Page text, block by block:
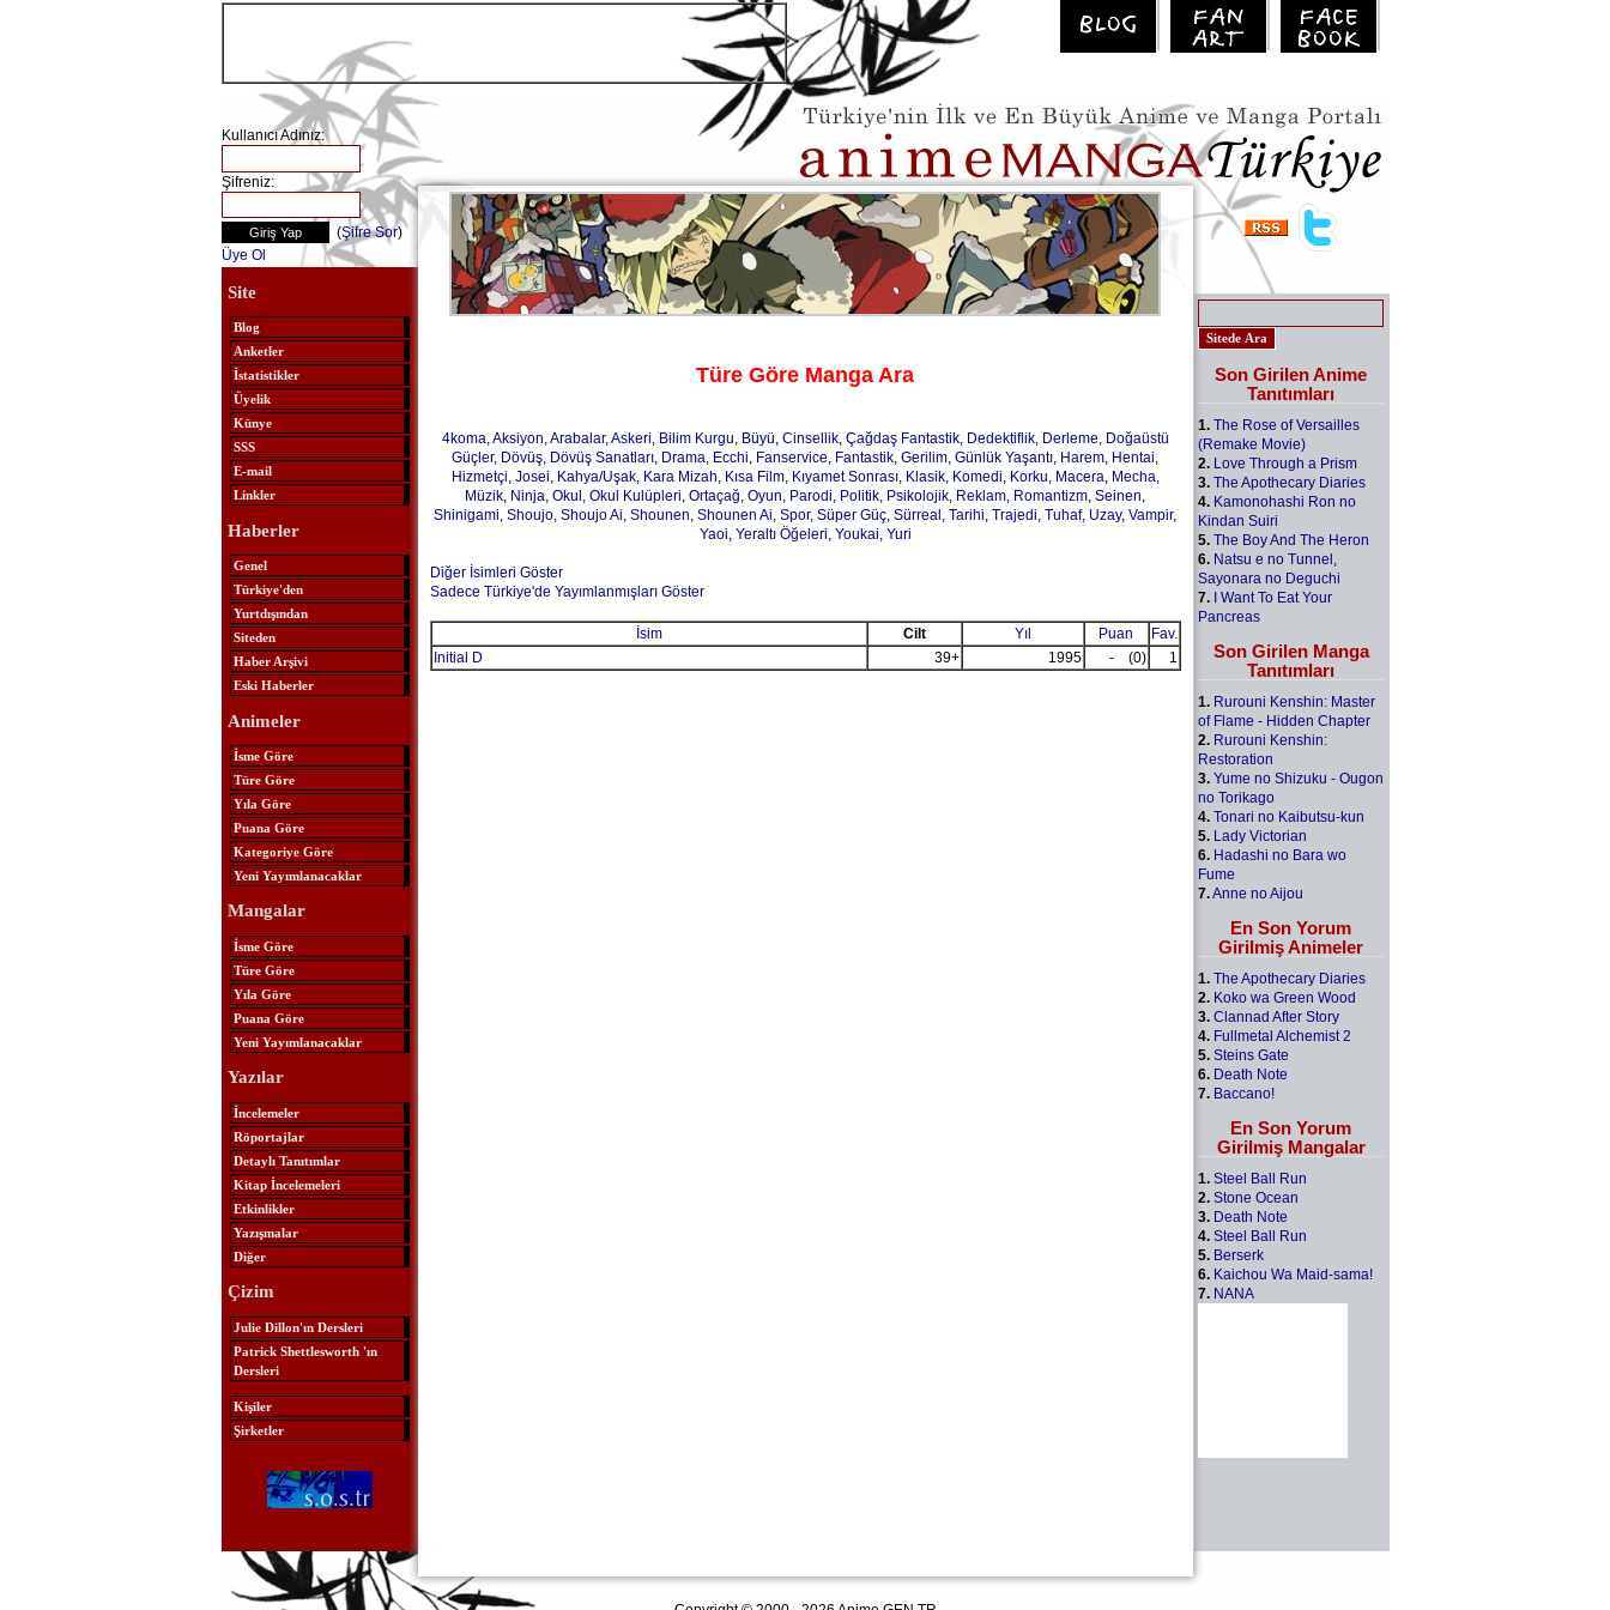
Kullanıcı Adınız:
Şifreniz:
(Şifre Sor)
Üye Ol
Site
Blog
Anketler
İstatistikler
Üyelik
Künye
SSS
E-mail
Linkler
Haberler
Genel
Türkiye'den
Yurtdışından
Siteden
Haber Arşivi
Eski Haberler
Animeler
İsme Göre
Türe Göre
Yıla Göre
Puana Göre
Kategoriye Göre
Yeni Yayımlanacaklar
Mangalar
İsme Göre
Türe Göre
Yıla Göre
Puana Göre
Yeni Yayımlanacaklar
Yazılar
İncelemeler
Röportajlar
Detaylı Tanıtımlar
Kitap İncelemeleri
Etkinlikler
Yazışmalar
Diğer
Çizim
Julie Dillon'ın Dersleri
Patrick Shettlesworth 'ın
Dersleri
Kişiler
Şirketler
Türe Göre Manga Ara
4koma,Aksiyon,Arabalar,Askeri, Bilim Kurgu, Büyü, Cinsellik, Çağdaş Fantastik, Dedektiflik, Derleme, Doğaüstü
Güçler, Dövüş, Dövüş Sanatları, Drama, Ecchi, Fanservice, Fantastik, Gerilim, Günlük Yaşantı, Harem, Hentai,
Hizmetçi, Josei, Kahya/Uşak, Kara Mizah, Kısa Film, Kıyamet Sonrası, Klasik, Komedi, Korku, Macera, Mecha,
Müzik, Ninja, Okul , Okul Kulüpleri, Ortaçağ, Oyun, Parodi, Politik, Psikolojik, Reklam, Romantizm, Seinen,
Shinigami, Shoujo, Shoujo Ai, Shounen, Shounen Ai, Spor, Süper Güç, Sürreal , Tarihi, Trajedi, Tuhaf, Uzay, Vampir,
Yaoi, Yeraltı Öğeleri, Youkai, Yuri
Diğer İsimleri Göster
Sadece Türkiye'de Yayımlanmışları Göster
İsim Cilt Yıl Puan
Fav.
Initial D
39+ 1995 - (0) 1
Son Girilen Anime
Tanıtımları
1. The Rose of Versailles
(Remake Movie)
2. Love Through a Prism
3. The Apothecary Diaries
4. Kamonohashi Ron no
Kindan Suiri
5. The Boy And The Heron
6. Natsu e no Tunnel,
Sayonara no Deguchi
7. I Want To Eat Your
Pancreas
Son Girilen Manga
Tanıtımları
1. Rurouni Kenshin: Master
of Flame - Hidden Chapter
2. Rurouni Kenshin:
Restoration
3. Yume no Shizuku - Ougon
no Torikago
4. Tonari no Kaibutsu-kun
5. Lady Victorian
6. Hadashi no Bara wo
Fume
7.Anne no Aijou
En Son Yorum
Girilmiş Animeler
1. The Apothecary Diaries
2. Koko wa Green Wood
3. Clannad After Story
4. Fullmetal Alchemist 2
5. Steins Gate
6. Death Note
7. Baccano!
En Son Yorum
Girilmiş Mangalar
1. Steel Ball Run
2. Stone Ocean
3. Death Note
4. Steel Ball Run
5. Berserk
6. Kaichou Wa Maid-sama!
7. NANA